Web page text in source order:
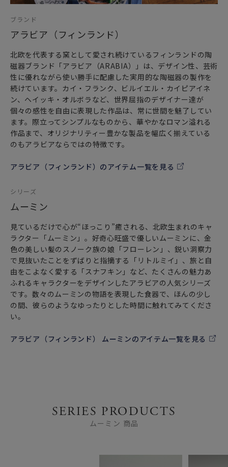
「ご使用上の注意」
電子レンジ・オーブン・食器洗い乾燥機・フリーザーでの使
CHR_LITTLEMY
ブランド
アラビア（フィンランド）
北欧を代表する窯として愛され続けているフィンランドの陶
磁器ブランド「アラビア（ARABIA）」は、デザイン性、芸術
性に優れながら使い勝手に配慮した実用的な陶磁器の製作を
続けています。カイ・フランク、ビルイエル・カイピアイネ
ン、ヘイッキ・オルボラなど、世界屈指のデザイナー達が
個々の感性を自由に表現した作品は、常に世間を魅了してい
ます。際立ってシンプルなものから、華やかなロマン溢れる
作品まで、オリジナリティー豊かな製品を幅広く揃えている
のもアラビアならではの特徴です。
アラビア（フィンランド）のアイテム一覧を見る
シリーズ
ムーミン
見ているだけで心が“ほっこり”癒される、北欧生まれのキャ
ラクター「ムーミン」。好奇心旺盛で優しいムーミンに、金
色の美しい髪のスノーク族の娘「フローレン」、鋭い洞察力
で見抜いたことをずばりと指摘する「リトルミイ」、旅と自
由をこよなく愛する「スナフキン」など、たくさんの魅力あ
ふれるキャラクターをデザインしたアラビアの人気シリーズ
です。数々のムーミンの物語を表現した食器で、ほんの少し
の間、彼らのようなゆったりとした時間に触れてみてくださ
い。
アラビア（フィンランド） ムーミンのアイテム一覧を見る
SERIES PRODUCTS
ムーミン 商品